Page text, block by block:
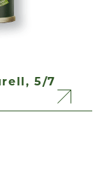
5/7